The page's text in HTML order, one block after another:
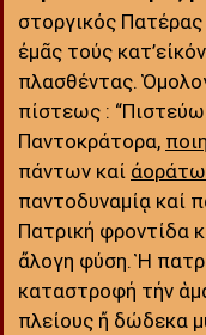
στοργικός
ἐμᾶς τούς
πλασθέντας.
πίστεως : “Πιστεύω
Παντοκράτορα,
πάντων καί
παντοδυναμίᾳ καί
Πατρική φροντίδα
ἄλογη φύση. Ἡ
καταστροφή τήν
πλείους ἤ δώδεκα